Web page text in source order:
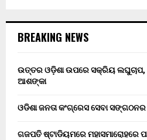
BREAKING NEWS
ଉତ୍ତର ଓଡ଼ିଶା ଉପରେ ସକ୍ରିୟ ଲଘୁଚାପ,
ଆଶଙ୍କା
ଓଡିଶା ଜନତା କଂଗ୍ରେସ ସେବା
ଗଜପତି ଷ୍ଟାଡିୟମରେ ମହାସମାରୋହରେ